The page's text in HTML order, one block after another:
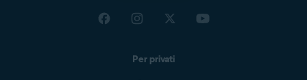
Per privati